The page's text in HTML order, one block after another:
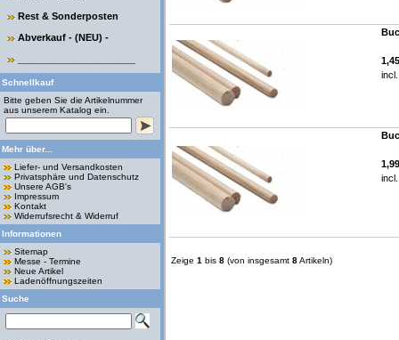
Rest & Sonderposten
Abverkauf - (NEU) -
Schnellkauf
Bitte geben Sie die Artikelnummer
aus unserem Katalog ein.
Mehr über...
Liefer- und Versandkosten
Privatsphäre und Datenschutz
Unsere AGB's
Impressum
Kontakt
Widerrufsrecht & Widerruf
Informationen
Sitemap
Messe - Termine
Neue Artikel
Ladenöffnungszeiten
Suche
Zeige 1 bis 8 (von insgesamt 8Artikeln)